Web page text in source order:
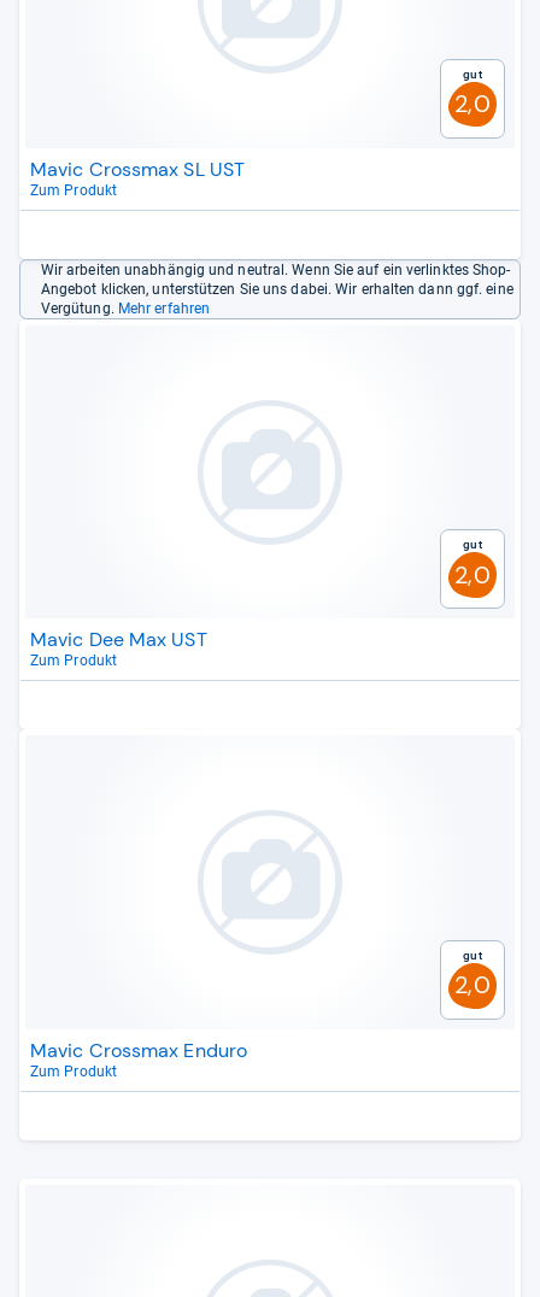
Gut
2,0
Mavic Crossmax SL UST
Zum Produkt
Wir arbeiten unabhängig und neutral. Wenn Sie auf ein verlinktes Shop-
Angebot klicken, unterstützen Sie uns dabei. Wir erhalten dann ggf. eine
Vergütung. Mehr erfahren
Gut
2,0
Mavic Dee Max UST
Zum Produkt
Gut
2,0
Mavic Crossmax Enduro
Zum Produkt